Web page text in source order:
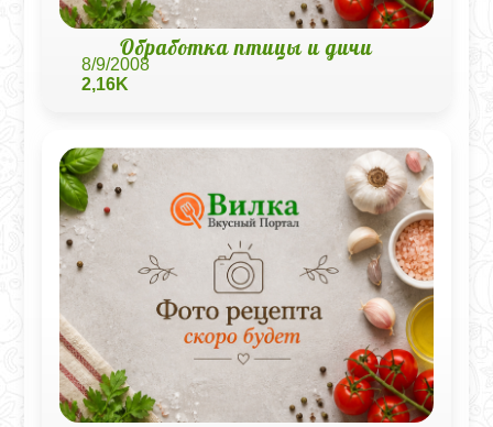
Обработка птицы и дичи
8/9/2008
2,16K